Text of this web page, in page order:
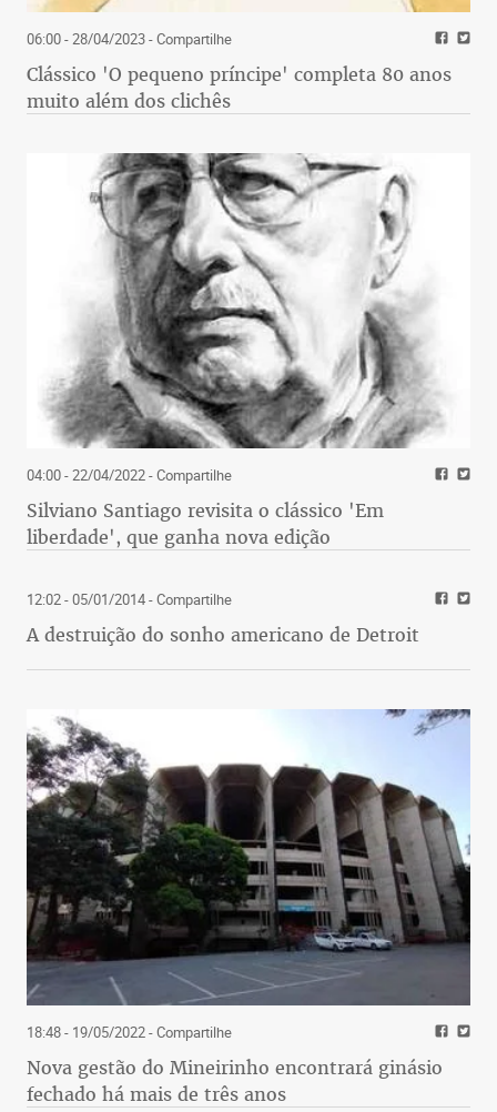
06:00 - 28/04/2023- Compartilhe
Clássico 'O pequeno príncipe' completa 80 anos
muito além dos clichês
04:00 - 22/04/2022- Compartilhe
Silviano Santiago revisita o clássico 'Em
liberdade', que ganha nova edição
12:02 - 05/01/2014- Compartilhe
A destruição do sonho americano de Detroit
18:48 - 19/05/2022- Compartilhe
Nova gestão do Mineirinho encontrará ginásio
fechado há mais de três anos